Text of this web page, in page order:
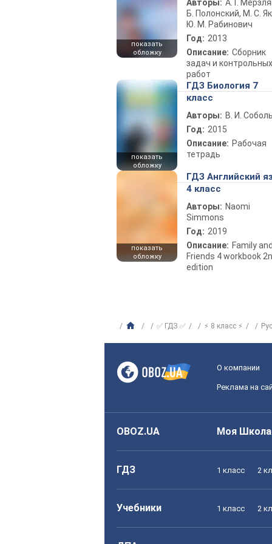
показать
обложку
Авторы: А. Г.
Б. Полонский, М. С.
Ю. М. Рабинович
Год: 2013
Описание: Сборник
задач и контрольных
работ
показать
обложку
ГДЗ Биология 7
класс
Авторы: В. И.
Год: 2015
Описание: Рабочая
тетрадь
показать
обложку
ГДЗ Английский
4 класс
Авторы: Naomi
Simmons
Год: 2019
Описание: Family
Friends 4 workbook
edition
✅ ГДЗ ✅ ⚡ 8 класс ⚡
О компании
Реклама на
OBOZ.UA Моя Школа
ГДЗ 1 класс 2
Учебники 1 класс 2